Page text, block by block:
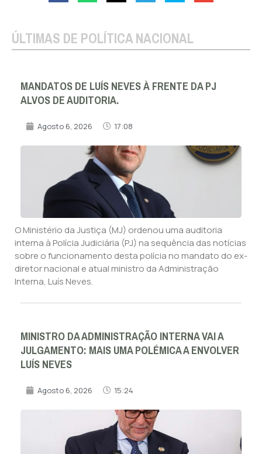
ÚLTIMAS DE POLÍTICA NACIONAL
MANDATOS DE LUÍS NEVES À FRENTE DA PJ
ALVOS DE AUDITORIA.
Agosto 6, 2026 17:08
O Ministério da Justiça (MJ) ordenou uma auditoria
interna à Polícia Judiciária (PJ) na sequência das notícias
sobre o funcionamento desta polícia no mandato do ex-
diretor nacional e atual ministro da Administração
Interna, Luís Neves.
MINISTRO DA ADMINISTRAÇÃO INTERNA VAI A
JULGAMENTO: MAIS UMA POLÉMICA A ENVOLVER
LUÍS NEVES
Agosto 6, 2026 15:24